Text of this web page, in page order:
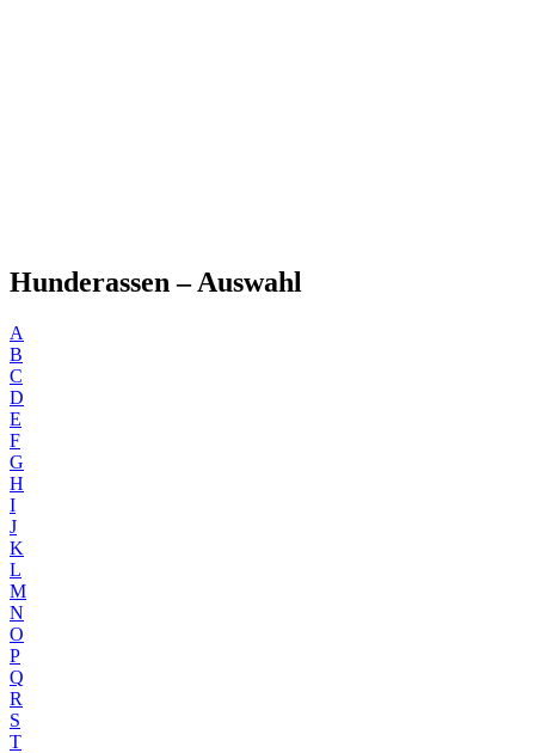
Hunderassen – Auswahl
A
B
C
D
E
F
G
H
I
J
K
L
M
N
O
P
Q
R
S
T